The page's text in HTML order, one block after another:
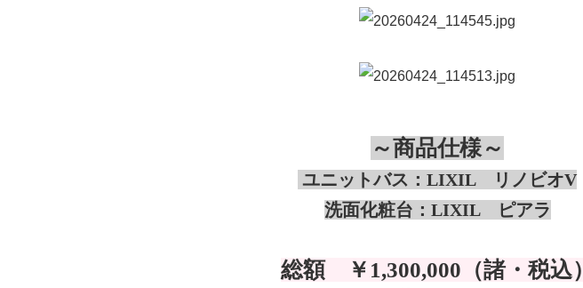
～商品仕様～
ユニットバス：LIXIL リノビオV
洗面化粧台：LIXIL ピアラ
総額 ￥1,300,000 （諸・税込）